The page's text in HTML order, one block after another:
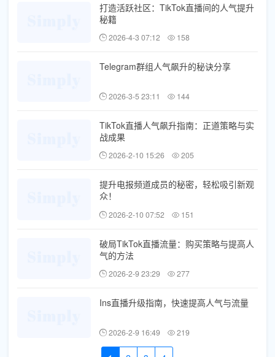
打造活跃社区：TikTok直播间的人气提升
秘籍
2026-4-3 07:12 158
Telegram群组人气飙升的秘诀分享
2026-3-5 23:11 144
TikTok直播人气飙升指南：正道策略与实
战成果
2026-2-10 15:26 205
提升电报频道成员的秘密，轻松吸引新观
众！
2026-2-10 07:52 151
破局TikTok直播流量：购买策略与提高人
气的方法
2026-2-9 23:29 277
Ins直播升级指南，快速提高人气与流量
2026-2-9 16:49 219